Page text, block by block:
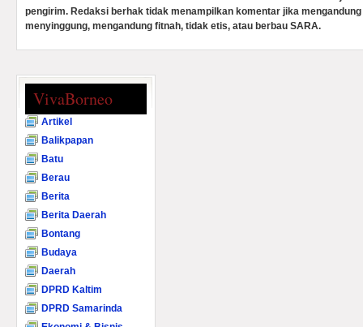
pengirim. Redaksi berhak tidak menampilkan komentar jika
menyinggung, mengandung fitnah, tidak etis, atau berbau SARA.
VivaBorneo
Artikel
Balikpapan
Batu
Berau
Berita
Berita Daerah
Bontang
Budaya
Daerah
DPRD Kaltim
DPRD Samarinda